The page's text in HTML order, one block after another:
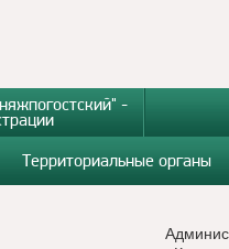
-
Территориальные органы